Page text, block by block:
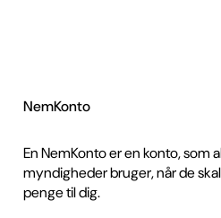
NemKonto
En NemKonto er en konto, som
myndigheder bruger, når de
penge til dig.